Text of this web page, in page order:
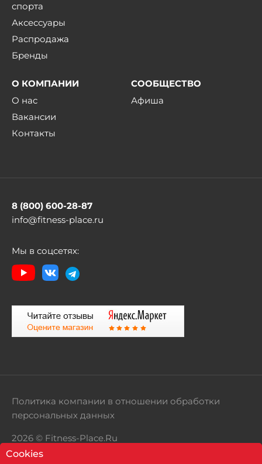
спорта
Аксессуары
Распродажа
Бренды
О КОМПАНИИ
О нас
Вакансии
Контакты
СООБЩЕСТВО
Афиша
8 (800) 600-28-87
info@fitness-place.ru
Мы в соцсетях:
2026 © Fitness-Place.Ru
Территория здорового образа жизни
Политика компании в отношении обработки
персональных данных
Cookies